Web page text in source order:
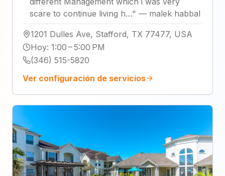
scare to continue living h…" — malek habbal
1201 Dulles Ave, Stafford, TX 77477, USA
Hoy: 1:00 – 5:00 PM
(346) 515-5820
Ver configuración de servicios